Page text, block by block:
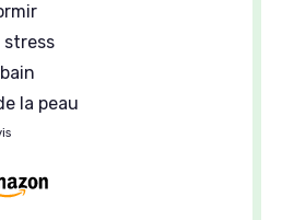
stress
la peau